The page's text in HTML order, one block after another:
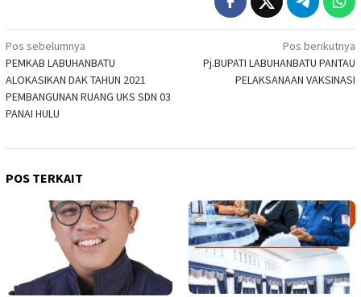
Navigasi
pos
Pos sebelumnya
PEMKAB LABUHANBATU
ALOKASIKAN DAK TAHUN 2021
PEMBANGUNAN RUANG UKS SDN 03
PANAI HULU
Pos berikutnya
Pj.BUPATI LABUHANBATU PANTAU
PELAKSANAAN VAKSINASI
POS TERKAIT